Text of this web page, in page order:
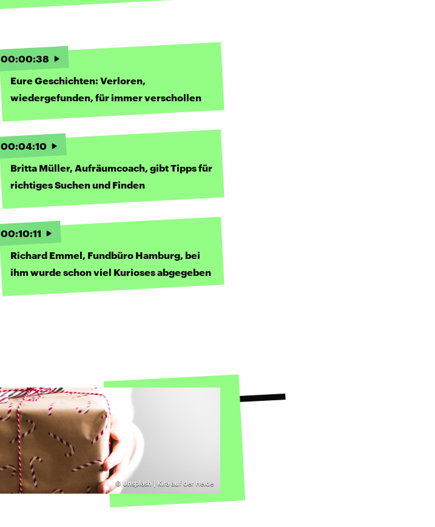
00:00:38
Eure Geschichten: Verloren,
wiedergefunden, für immer verschollen
00:04:10
Britta Müller, Aufräumcoach, gibt Tipps für
richtiges Suchen und Finden
00:10:11
Richard Emmel, Fundbüro Hamburg, bei
ihm wurde schon viel Kurioses abgegeben
©Unsplash | Kira auf der Heide